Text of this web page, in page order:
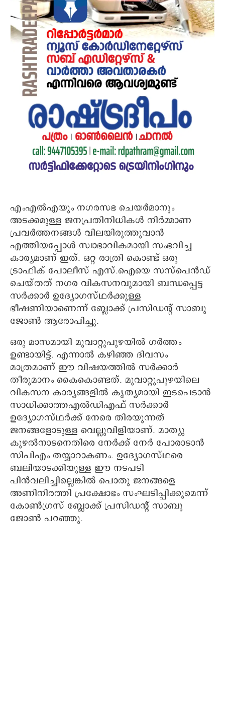
എംഎൽഎയും നഗരസഭ ചെയർമാനും
അടക്കമുള്ള ജനപ്രതിനിധികൾ നിർമ്മാണ
പ്രവർത്തനങ്ങൾ വിലയിരുത്തുവാൻ
എത്തിയപ്പോൾ സ്വാഭാവികമായി സംഭവിച്ച
കാര്യമാണ് ഇത്. ഒറ്റ രാത്രി കൊണ്ട് ഒരു
ട്രാഫിക് പോലീസ് എസ്.ഐയെ സസ്പെൻഡ്‌
ചെയ്തത് നഗര വികസനവുമായി ബന്ധപ്പെട്ട
സർക്കാർ ഉദ്യോഗസ്ഥർക്കുള്ള
ഭീഷണിയാണെന്ന് ബ്ലോക്ക് പ്രസിഡന്റ്‌ സാബു
ജോൺ ആരോപിച്ചു.
ഒരു മാസമായി മുവാറ്റുപുഴയിൽ ഗർത്തം
ഉണ്ടായിട്ട്. എന്നാൽ കഴിഞ്ഞ ദിവസം
മാത്രമാണ് ഈ വിഷയത്തിൽ സർക്കാർ
തീരുമാനം കൈകൊണ്ടത്. മുവാറ്റുപുഴയിലെ
വികസന കാര്യങ്ങളിൽ കൃത്യമായി ഇടപെടാൻ
സാധിക്കാത്തഎൽഡിഎഫ് സർക്കാർ
ഉദ്യോഗസ്ഥർക്ക് നേരെ തിരയുന്നത്
ജനങ്ങളോടുള്ള വെല്ലുവിളിയാണ്. മാത്യു
കുഴൽനാടനെതിരെ നേർക്ക് നേർ പോരാടാൻ
സിപിഎം തയ്യാറാകണം. ഉദ്യോഗസ്ഥരെ
ബലിയാടക്കിയുള്ള ഈ നടപടി
പിൻവലിച്ചില്ലെങ്കിൽ പൊതു ജനങ്ങളെ
അണിനിരത്തി പ്രക്ഷോഭം സംഘടിപ്പിക്കുമെന്ന്
കോൺഗ്രസ്‌ ബ്ലോക്ക് പ്രസിഡന്റ്‌ സാബു
ജോൺ പറഞ്ഞു.